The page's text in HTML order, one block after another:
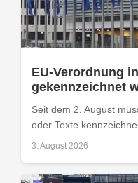
EU-Verordnung
gekennzeichnet
Seit dem 2. August
oder Texte
3. August 2026